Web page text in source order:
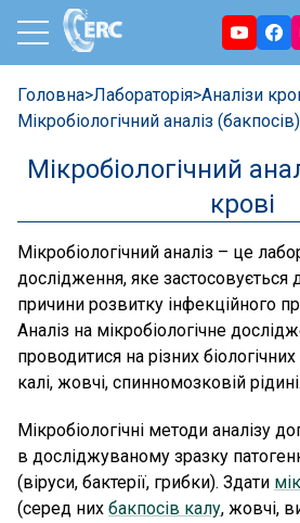
Головна> Лабораторія> Аналізи
Мікробіологічний аналіз
Мікробіологічний
крові
Мікробіологічний аналіз – це
дослідження, яке застосовується
причини розвитку інфекційного
Аналіз на мікробіологічне
проводитися на різних біологічних
калі, жовчі, спинномозковій рідині.
Мікробіологічні методи аналізу
в досліджуваному зразку
(віруси, бактерії, грибки). Здати
(серед них бакпосів калу, жовчі,